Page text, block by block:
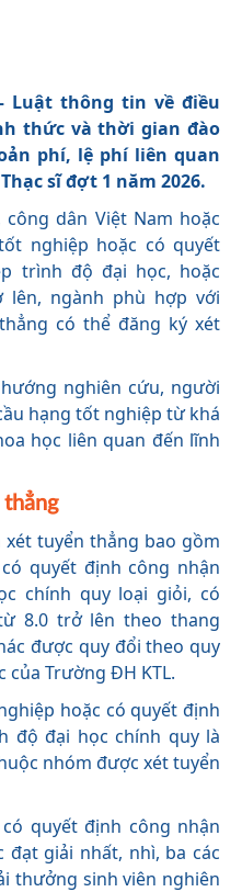
Luật thông tin về điều
thức và thời gian đào
phí, lệ phí liên quan
sĩ đợt 1 năm 2026.
dân Việt Nam hoặc
nghiệp hoặc có quyết
trình độ đại học, hoặc
ngành phù hợp với
có thể đăng ký xét
nghiên cứu, người
hạng tốt nghiệp từ khá
học liên quan đến lĩnh
tuyển thẳng bao gồm
quyết định công nhận
chính quy loại giỏi, có
8.0 trở lên theo thang
được quy đổi theo quy
Trường ĐH KTL.
hoặc có quyết định
độ đại học chính quy là
nhóm được xét tuyển
quyết định công nhận
giải nhất, nhì, ba các
thưởng sinh viên nghiên